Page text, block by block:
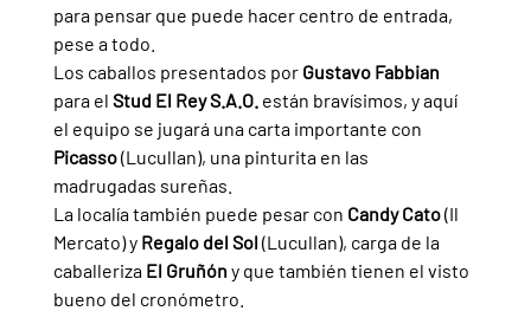
para pensar que puede hacer centro de entrada,
pese a todo.
Los caballos presentados por Gustavo Fabbian
para el Stud El Rey S.A.O. están bravísimos, y aquí
el equipo se jugará una carta importante con
Picasso (Lucullan), una pinturita en las
madrugadas sureñas.
La localía también puede pesar con Candy Cato (Il
Mercato) y Regalo del Sol (Lucullan), carga de la
caballeriza El Gruñón y que también tienen el visto
bueno del cronómetro.